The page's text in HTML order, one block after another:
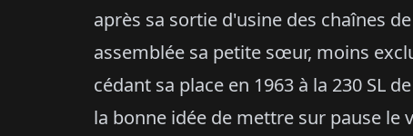
après sa sortie d'usine des chaînes
assemblée sa petite sœur, moins
cédant sa place en 1963 à la 230 SL
la bonne idée de mettre sur pause le